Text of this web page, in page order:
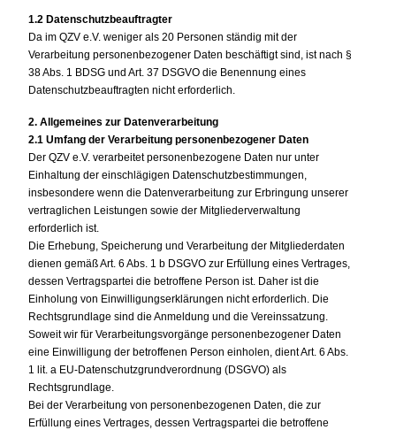
1.2 Datenschutzbeauftragter
Da im QZV e.V. weniger als 20 Personen ständig mit der
Verarbeitung personenbezogener Daten beschäftigt sind, ist nach §
38 Abs. 1 BDSG und Art. 37 DSGVO die Benennung eines
Datenschutzbeauftragten nicht erforderlich.
2. Allgemeines zur Datenverarbeitung
2.1 Umfang der Verarbeitung personenbezogener Daten
Der QZV e.V. verarbeitet personenbezogene Daten nur unter
Einhaltung der einschlägigen Datenschutzbestimmungen,
insbesondere wenn die Datenverarbeitung zur Erbringung unserer
vertraglichen Leistungen sowie der Mitgliederverwaltung
erforderlich ist.
Die Erhebung, Speicherung und Verarbeitung der Mitgliederdaten
dienen gemäß Art. 6 Abs. 1 b DSGVO zur Erfüllung eines Vertrages,
dessen Vertragspartei die betroffene Person ist. Daher ist die
Einholung von Einwilligungserklärungen nicht erforderlich. Die
Rechtsgrundlage sind die Anmeldung und die Vereinssatzung.
Soweit wir für Verarbeitungsvorgänge personenbezogener Daten
eine Einwilligung der betroffenen Person einholen, dient Art. 6 Abs.
1 lit. a EU-Datenschutzgrundverordnung (DSGVO) als
Rechtsgrundlage.
Bei der Verarbeitung von personenbezogenen Daten, die zur
Erfüllung eines Vertrages, dessen Vertragspartei die betroffene